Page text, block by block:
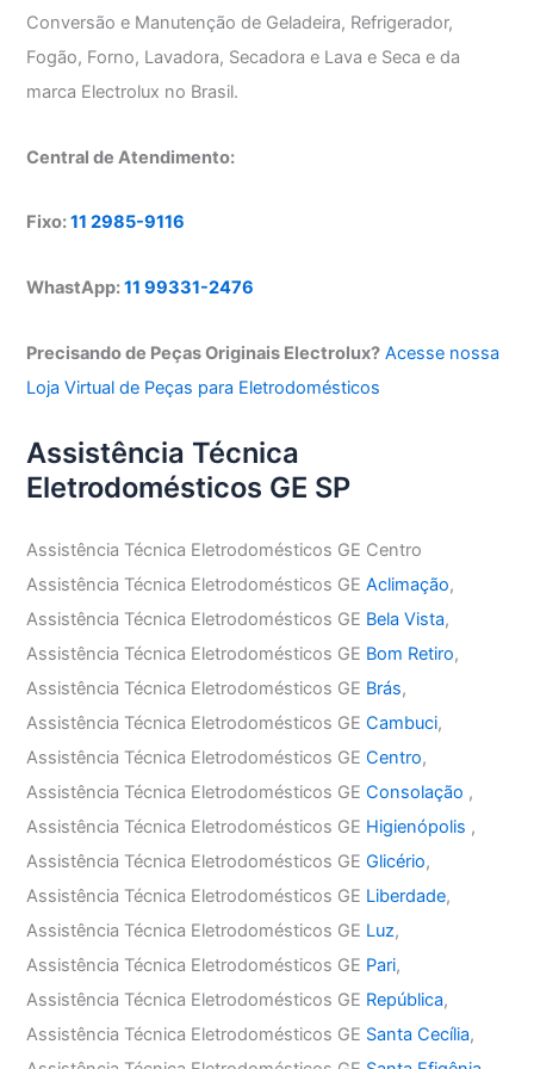
Conversão e Manutenção de Geladeira, Refrigerador,
Fogão, Forno, Lavadora, Secadora e Lava e Seca e da
marca Electrolux no Brasil.
Central de Atendimento:
Fixo:11 2985-9116
WhastApp:11 99331-2476
Precisando de Peças Originais Electrolux? Acesse nossa
Loja Virtual de Peças para Eletrodomésticos
Assistência Técnica
Eletrodomésticos GE SP
Assistência Técnica Eletrodomésticos GE Centro
Assistência Técnica Eletrodomésticos GEAclimação,
Assistência Técnica Eletrodomésticos GE Bela Vista,
Assistência Técnica Eletrodomésticos GE Bom Retiro,
Assistência Técnica Eletrodomésticos GE Brás,
Assistência Técnica Eletrodomésticos GECambuci,
Assistência Técnica Eletrodomésticos GECentro,
Assistência Técnica Eletrodomésticos GEConsolação ,
Assistência Técnica Eletrodomésticos GE Higienópolis ,
Assistência Técnica Eletrodomésticos GEGlicério,
Assistência Técnica Eletrodomésticos GE Liberdade,
Assistência Técnica Eletrodomésticos GE Luz,
Assistência Técnica Eletrodomésticos GE Pari,
Assistência Técnica Eletrodomésticos GE República,
Assistência Técnica Eletrodomésticos GE Santa Cecília,